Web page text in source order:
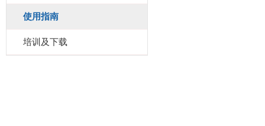
使用指南
培训及下载